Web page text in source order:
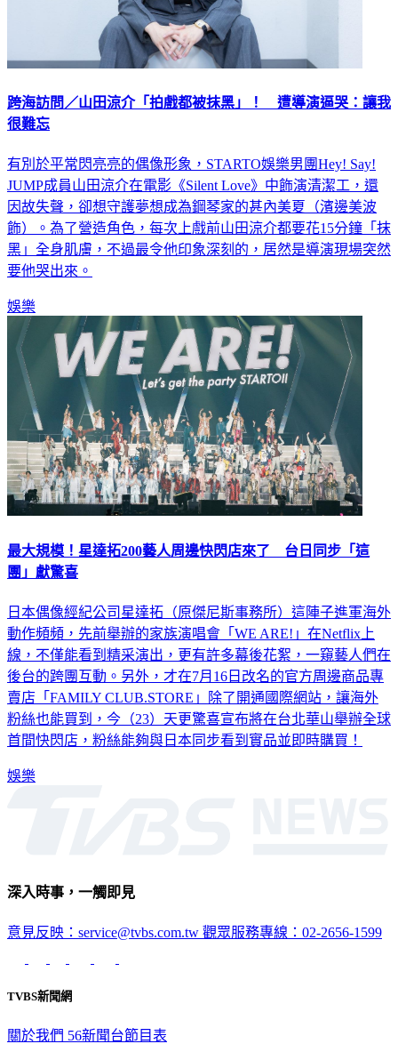
跨海訪問／山田涼介「拍戲都被抹黑」！ 遭導演逼哭：讓我
很難忘
有別於平常閃亮亮的偶像形象，STARTO娛樂男團Hey! Say!
JUMP成員山田涼介在電影《Silent Love》中飾演清潔工，還
因故失聲，卻想守護夢想成為鋼琴家的甚內美夏（濱邊美波
飾）。為了營造角色，每次上戲前山田涼介都要花15分鐘「抹
黑」全身肌膚，不過最令他印象深刻的，居然是導演現場突然
要他哭出來。
娛樂
最大規模！星達拓200藝人周邊快閃店來了 台日同步「這
團」獻驚喜
日本偶像經紀公司星達拓（原傑尼斯事務所）這陣子進軍海外
動作頻頻，先前舉辦的家族演唱會「WE ARE!」在Netflix上
線，不僅能看到精采演出，更有許多幕後花絮，一窺藝人們在
後台的跨團互動。另外，才在7月16日改名的官方周邊商品專
賣店「FAMILY CLUB.STORE」除了開通國際網站，讓海外
粉絲也能買到，今（23）天更驚喜宣布將在台北華山舉辦全球
首間快閃店，粉絲能夠與日本同步看到實品並即時購買！
娛樂
深入時事，一觸即見
意見反映：service@tvbs.com.tw 觀眾服務專線：02-2656-1599
TVBS新聞網
關於我們 56新聞台節目表